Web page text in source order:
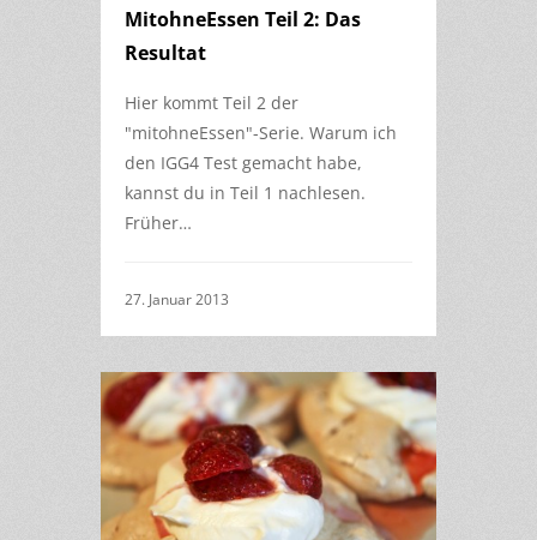
MitohneEssen Teil 2: Das
Resultat
Hier kommt Teil 2 der
"mitohneEssen"-Serie. Warum ich
den IGG4 Test gemacht habe,
kannst du in Teil 1 nachlesen.
Früher…
27. Januar 2013